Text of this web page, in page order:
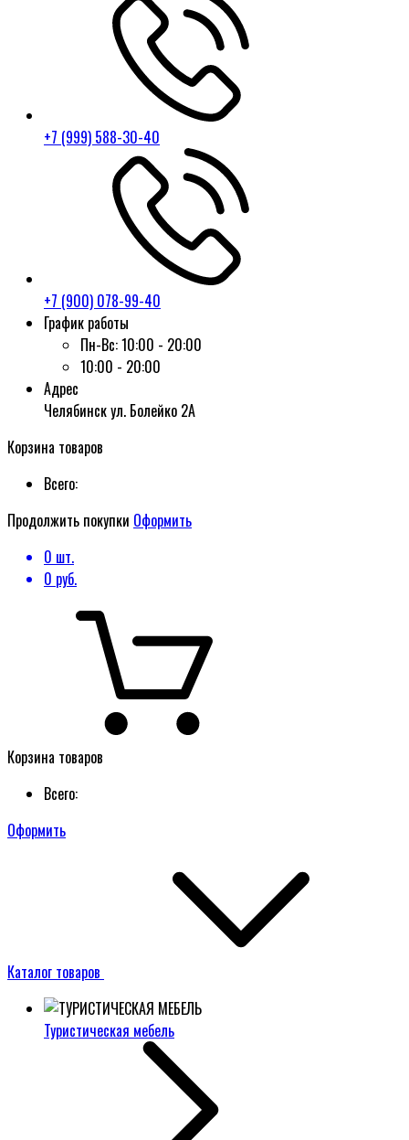
+7 (999) 588-30-40
+7 (900) 078-99-40
График работы
Пн-Вс:10:00 - 20:00
10:00 - 20:00
Адрес
Челябинск ул. Болейко 2А
Корзина товаров
Всего:
Продолжить покупки Оформить
0 шт.
0 руб.
Корзина товаров
Всего:
Оформить
Каталог товаров
Туристическая мебель